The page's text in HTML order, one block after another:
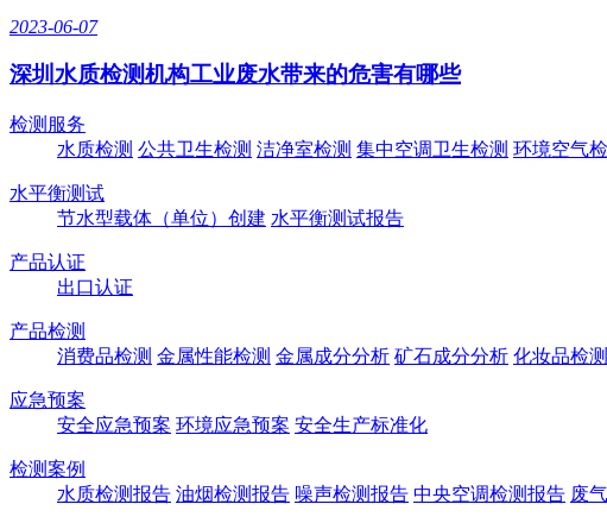
2023-06-07
深圳水质检测机构工业废水带来的危害有哪些
检测服务
水质检测 公共卫生检测 洁净室检测 集中空调卫生检测 环境空气
水平衡测试
节水型载体（单位）创建 水平衡测试报告
产品认证
出口认证
产品检测
消费品检测 金属性能检测 金属成分分析 矿石成分分析 化妆品检测
应急预案
安全应急预案 环境应急预案 安全生产标准化
检测案例
水质检测报告 油烟检测报告 噪声检测报告 中央空调检测报告 废